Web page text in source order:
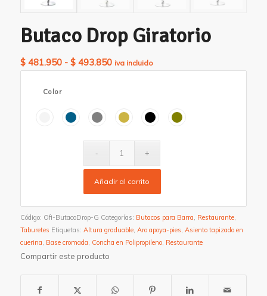
Butaco Drop Giratorio
$481.950 - $493.850Rango
$ 481.950
iva incluido
Color
Añadir al carrito
Código: Ofi-ButacoDrop-G Categorías: Butacos para Barra Restaurante,
Taburetes Etiquetas: Altura graduable, Aro apoya-pies Asiento tapizado en
cuerina Base cromada Concha en Polipropileno, Restaurante
Compartir este producto